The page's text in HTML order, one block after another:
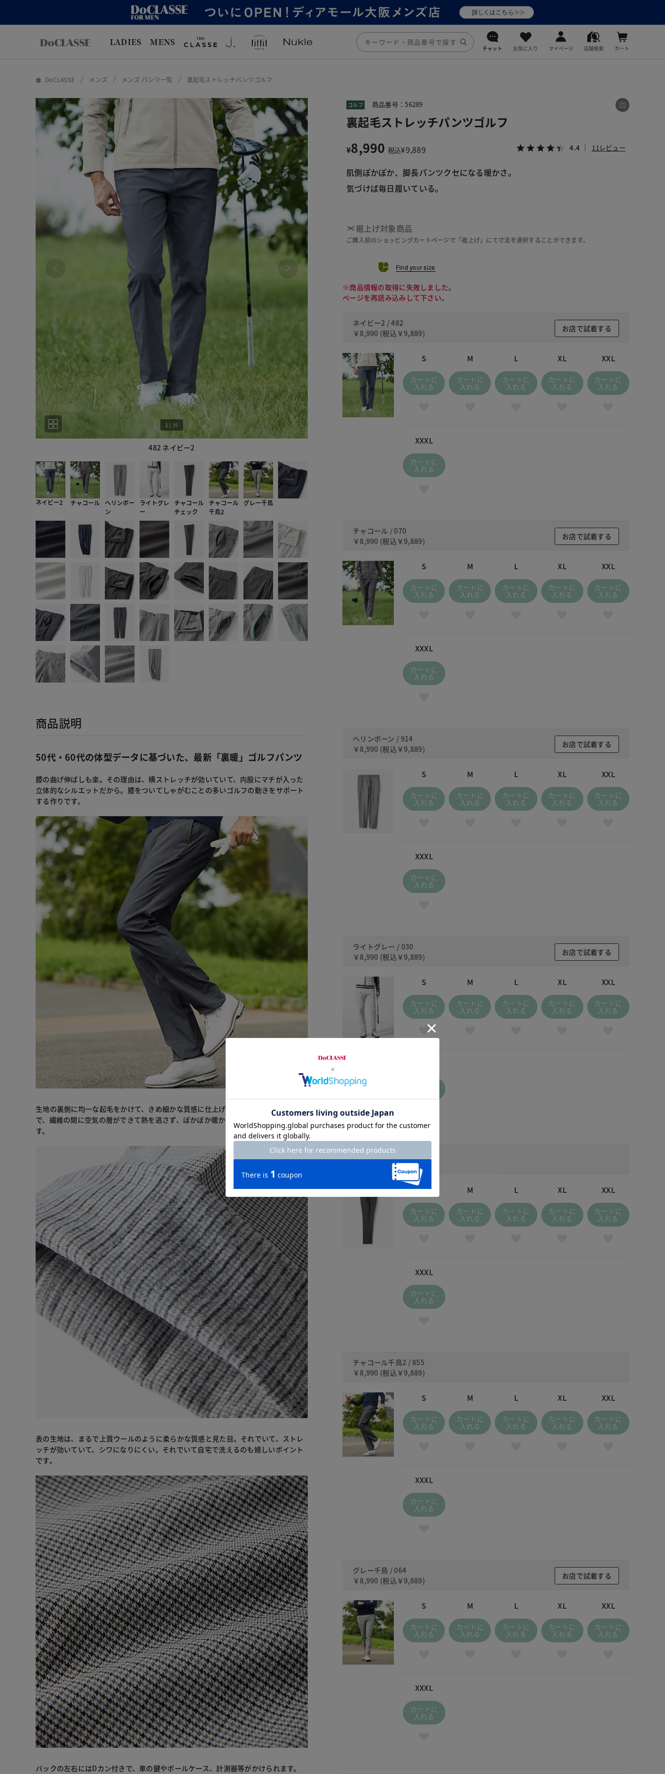
LADIES MENS
チャット お気に入り マイページ 店舗検索 カート
DoCLASSE メンズ メンズ パンツ一覧 裏起毛ストレッチパンツゴルフ
482 ネイビー2
1 | 36
ネイビー2 チャコール
ヘリンボー
ン
ライトグレ
ー
チャコール
チェック
チャコール
千鳥2
グレー千鳥
商品説明
50代・60代の体型データに基づいた、最新「裏暖」ゴルフパンツ
膝の曲げ伸ばしも楽。その理由は、横ストレッチが効いていて、内股にマチが入った
立体的なシルエットだから。膝をついてしゃがむことの多いゴルフの動きをサポート
する作りです。
生地の裏側に均一な起毛をかけて、きめ細かな質感に仕上げました。起毛すること
で、繊維の間に空気の層ができて熱を逃さず、ぽかぽか暖かく、肌触りもソフトで
す。
表の生地は、まるで上質ウールのように柔らかな質感と見た目。それでいて、ストレ
ッチが効いていて、シワになりにくい。それでいて自宅で洗えるのも嬉しいポイント
です。
バックの左右にはDカン付きで、車の鍵やボールケース、計測器等がかけられます。
ゴルフ 商品番号：56289
裏起毛ストレッチパンツゴルフ
¥8,990 税込¥9,889 4.4 11レビュー
肌側ぽかぽか、脚長パンツクセになる暖かさ。
気づけば毎日履いている。
裾上げ対象商品
ご購入前のショッピングカートページで「裾上げ」にて寸法を選択することができます。
Find your size
※商品情報の取得に失敗しました。
ページを再読み込みして下さい。
ネイビー2 / 482
￥8,990 (税込 ￥9,889)
お店で試着する
S
カートに
入れる
M
カートに
入れる
L
カートに
入れる
XL
カートに
入れる
XXL
カートに
入れる
XXXL
カートに
入れる
チャコール / 070
￥8,990 (税込 ￥9,889)
お店で試着する
S
カートに
入れる
M
カートに
入れる
L
カートに
入れる
XL
カートに
入れる
XXL
カートに
入れる
XXXL
カートに
入れる
ヘリンボーン / 914
￥8,990 (税込 ￥9,889)
お店で試着する
S
カートに
入れる
M
カートに
入れる
L
カートに
入れる
XL
カートに
入れる
XXL
カートに
入れる
XXXL
カートに
入れる
ライトグレー / 030
￥8,990 (税込 ￥9,889)
お店で試着する
S
カートに
入れる
M
カートに
入れる
L
カートに
入れる
XL
カートに
入れる
XXL
カートに
入れる
チャコールチェック / 068
(税込￥9,889
S
カートに
入れる
M
カートに
入れる
L
カートに
入れる
XL
カートに
入れる
XXL
カートに
入れる
XXXL
カートに
入れる
チャコール千鳥2 / 855
￥8,990 (税込 ￥9,889)
S
カートに
入れる
M
カートに
入れる
L
カートに
入れる
XL
カートに
入れる
XXL
カートに
入れる
XXXL
カートに
入れる
グレー千鳥 / 064
￥8,990 (税込 ￥9,889)
お店で試着する
S
カートに
入れる
M
カートに
入れる
L
カートに
入れる
XL
カートに
入れる
XXL
カートに
入れる
XXXL
カートに
入れる